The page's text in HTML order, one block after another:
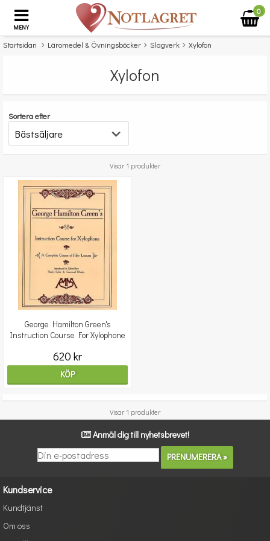
MENY
0
Startsidan Läromedel & Övningsböcker Slagverk Xylofon
Xylofon
Sortera efter
Visar 1 produkter
George Hamilton Green's
Instruction Course For Xylophone
620 kr
KÖP
Visar 1 produkter
Anmäl dig till nyhetsbrevet!
Kundservice
Kundtjänst
Om oss